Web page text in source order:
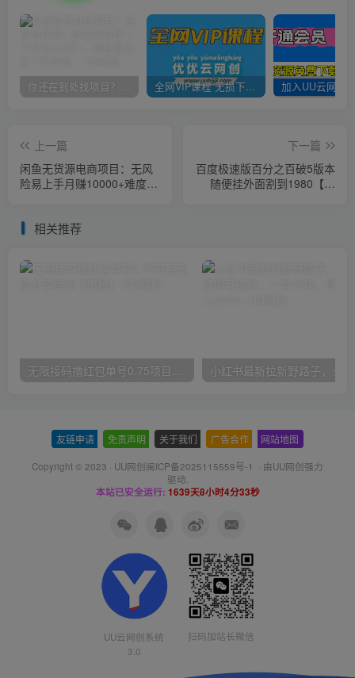
你还在到处找项目？还在当韭菜？我靠卖项目一个月收入5万+，曾经我也是个失败者。 全网VIP课程 无损下载~
上一篇
闲鱼无货源电商项目：无风
险易上手月赚10000+难度低
下一篇
百度极速版百分之百破5版本
随便挂外面割到1980【揭
相关推荐
无限接码撸红包单号0.75项目无偿分享给你【揭秘】
友链申请 免责声明 关于我们 广告合作 网站地图
Copyright © 2023 · UU网创闽ICP备2025115559号-1 · 由UU网创强力
驱动.
本站已安全运行: 1639天8小时4分33秒
UU云网创系统
3.0
扫码加站长微信